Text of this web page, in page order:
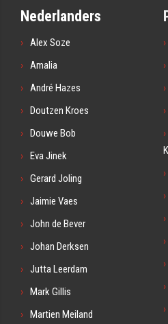
Nederlanders
Alex Soze
Amalia
André Hazes
Doutzen Kroes
Douwe Bob
Eva Jinek
Gerard Joling
Jaimie Vaes
John de Bever
Johan Derksen
Jutta Leerdam
Mark Gillis
Martien Meiland